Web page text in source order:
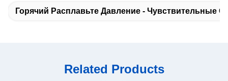
Горячий Расплавьте Давление - Чувствительные
Related Products